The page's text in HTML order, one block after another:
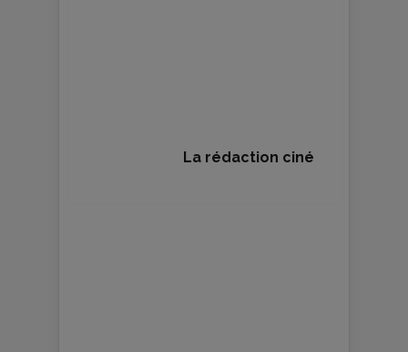
La rédaction ciné